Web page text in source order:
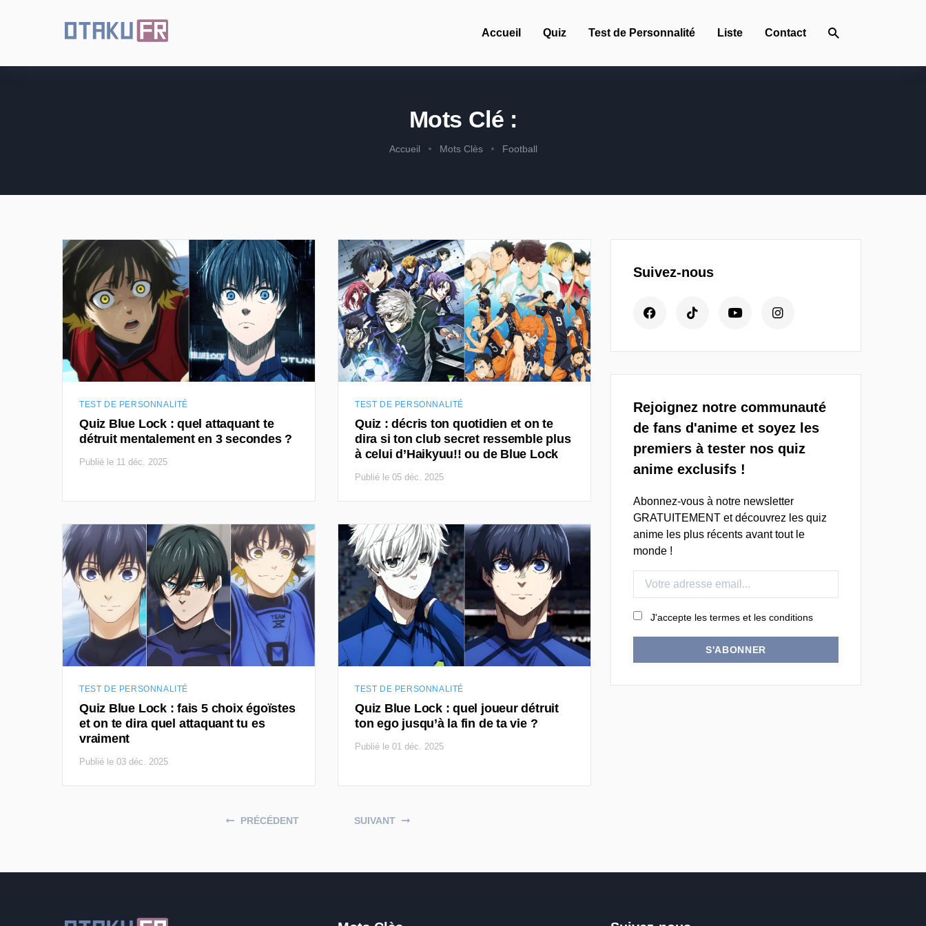
Accueil Quiz Test de Personnalité Liste Contact
Mots Clé :
Accueil Mots Clès Football
TEST DE PERSONNALITÉ
Quiz Blue Lock : quel attaquant te
détruit mentalement en 3 secondes ?
Publié le 11 déc. 2025
TEST DE PERSONNALITÉ
Quiz : décris ton quotidien et on te
dira si ton club secret ressemble plus
à celui d’Haikyuu!! ou de Blue Lock
Publié le 05 déc. 2025
TEST DE PERSONNALITÉ
Quiz Blue Lock : fais 5 choix égoïstes
et on te dira quel attaquant tu es
vraiment
Publié le 03 déc. 2025
TEST DE PERSONNALITÉ
Quiz Blue Lock : quel joueur détruit
ton ego jusqu’à la fin de ta vie ?
Publié le 01 déc. 2025
PRÉCÉDENT SUIVANT
Suivez-nous
Rejoignez notre communauté
de fans d'anime et soyez les
premiers à tester nos quiz
anime exclusifs !
Abonnez-vous à notre newsletter
GRATUITEMENT et découvrez les quiz
anime les plus récents avant tout le
monde !
J'accepte les termes et les conditions
S'ABONNER